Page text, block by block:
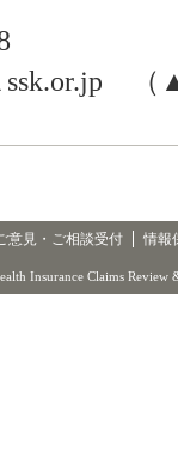
（
意見・ご相談受付 情報
Insurance Claims Review